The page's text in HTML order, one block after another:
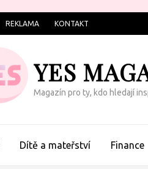
REKLAMA KONTAKT
YES
Magazín pro ty, kdo hledají
Dítě a mateřství Finance